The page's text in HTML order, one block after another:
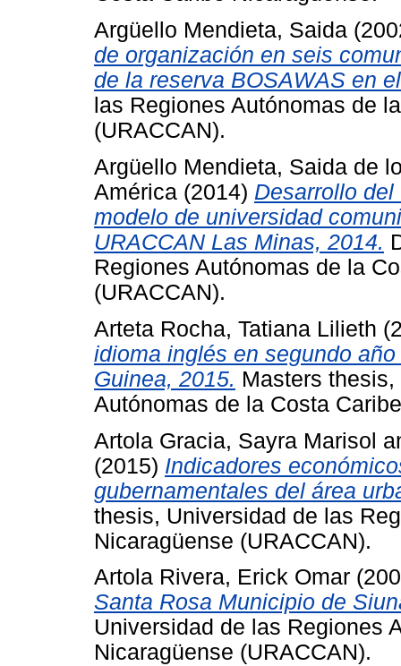
Argüello Mendieta, Saida
de organización en seis
de la reserva BOSAWAS en
las Regiones Autónomas de
(URACCAN).
Argüello Mendieta, Saida de
América (2014) Desarrollo
modelo de universidad
URACCAN Las Minas, 2014.
Regiones Autónomas de la
(URACCAN).
Arteta Rocha, Tatiana Lilieth
idioma inglés en segundo
Guinea, 2015. Masters
Autónomas de la Costa
Artola Gracia, Sayra Marisol
(2015) Indicadores
gubernamentales del área
thesis, Universidad de las
Nicaragüense (URACCAN).
Artola Rivera, Erick Omar
Santa Rosa Municipio de
Universidad de las Regiones
Nicaragüense (URACCAN).